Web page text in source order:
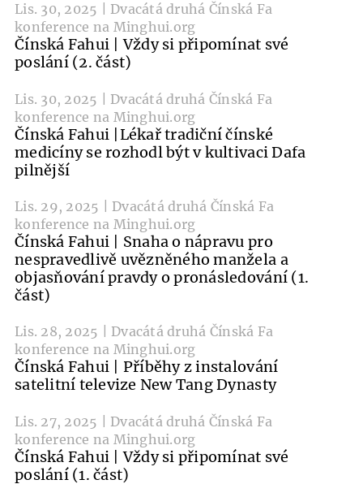
Lis. 30, 2025 | Dvacátá druhá Čínská Fa
konference na Minghui.org
Čínská Fahui | Vždy si připomínat své
poslání (2. část)
Lis. 30, 2025 | Dvacátá druhá Čínská Fa
konference na Minghui.org
Čínská Fahui |Lékař tradiční čínské
medicíny se rozhodl být v kultivaci Dafa
pilnější
Lis. 29, 2025 | Dvacátá druhá Čínská Fa
konference na Minghui.org
Čínská Fahui | Snaha o nápravu pro
nespravedlivě uvězněného manžela a
objasňování pravdy o pronásledování (1.
část)
Lis. 28, 2025 | Dvacátá druhá Čínská Fa
konference na Minghui.org
Čínská Fahui | Příběhy z instalování
satelitní televize New Tang Dynasty
Lis. 27, 2025 | Dvacátá druhá Čínská Fa
konference na Minghui.org
Čínská Fahui | Vždy si připomínat své
poslání (1. část)